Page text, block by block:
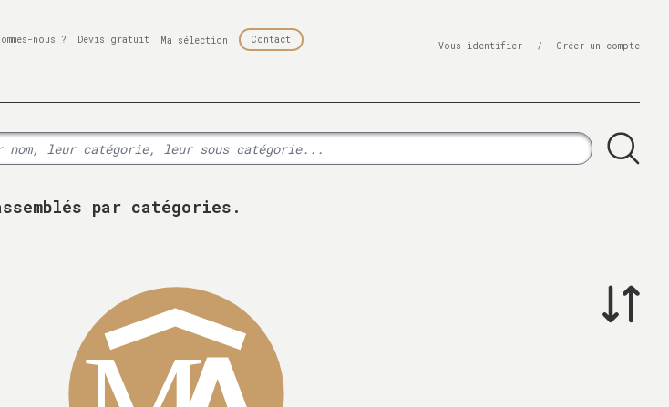
nous ? Devis gratuit Ma sélection Contact Vous identifier / Créer un compte
par catégories.